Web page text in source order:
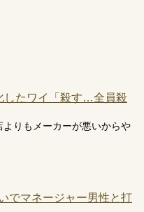
したワイ「殺す…全員殺
りもメーカーが悪いからや
でマネージャー男性と打